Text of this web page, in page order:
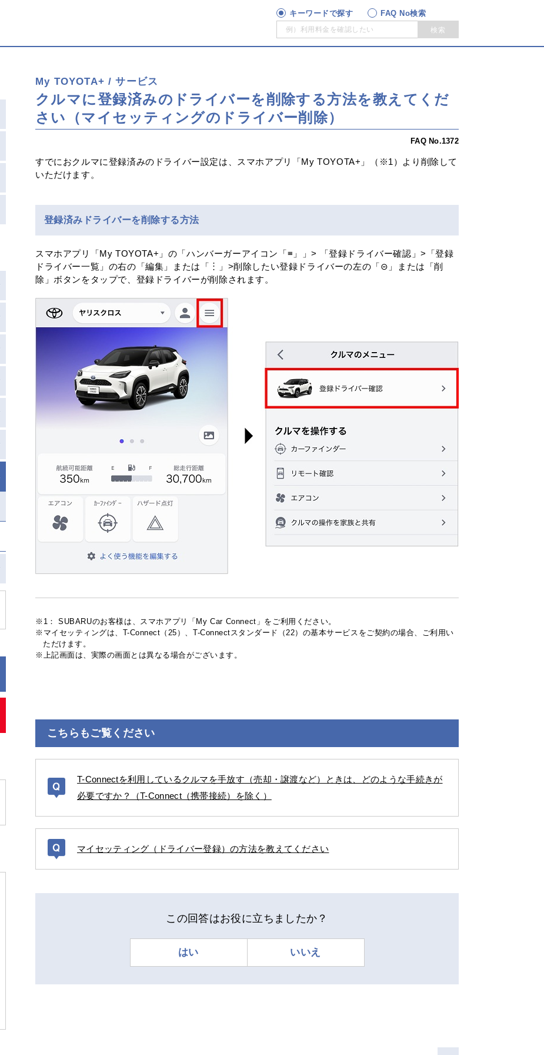
キーワードで探す FAQ No検索
検索
My TOYOTA+ / サービス
クルマに登録済みのドライバーを削除する方法を教えてくだ
さい（マイセッティングのドライバー削除）
FAQ No.1372
すでにおクルマに登録済みのドライバー設定は、スマホアプリ「My TOYOTA+」（※1）より削除して
いただけます。
登録済みドライバーを削除する方法
スマホアプリ「My TOYOTA+」の「ハンバーガーアイコン「≡」」> 「登録ドライバー確認」>「登録
ドライバー一覧」の右の「編集」または「︙」>削除したい登録ドライバーの左の「⊝」または「削
除」ボタンをタップで、登録ドライバーが削除されます。
※1：
SUBARUのお客様は、スマホアプリ「My Car Connect」をご利用ください。
マイセッティングは、T-Connect（25）、T-Connectスタンダード（22）の基本サービスをご契約の場合、ご利用い
ただけます。
上記画面は、実際の画面とは異なる場合がございます。
こちらもご覧ください
T-Connectを利用しているクルマを手放す（売却・譲渡など）ときは、どのような手続きが
必要ですか？（T-Connect（携帯接続）を除く）
マイセッティング（ドライバー登録）の方法を教えてください
この回答はお役に立ちましたか？
はい いいえ